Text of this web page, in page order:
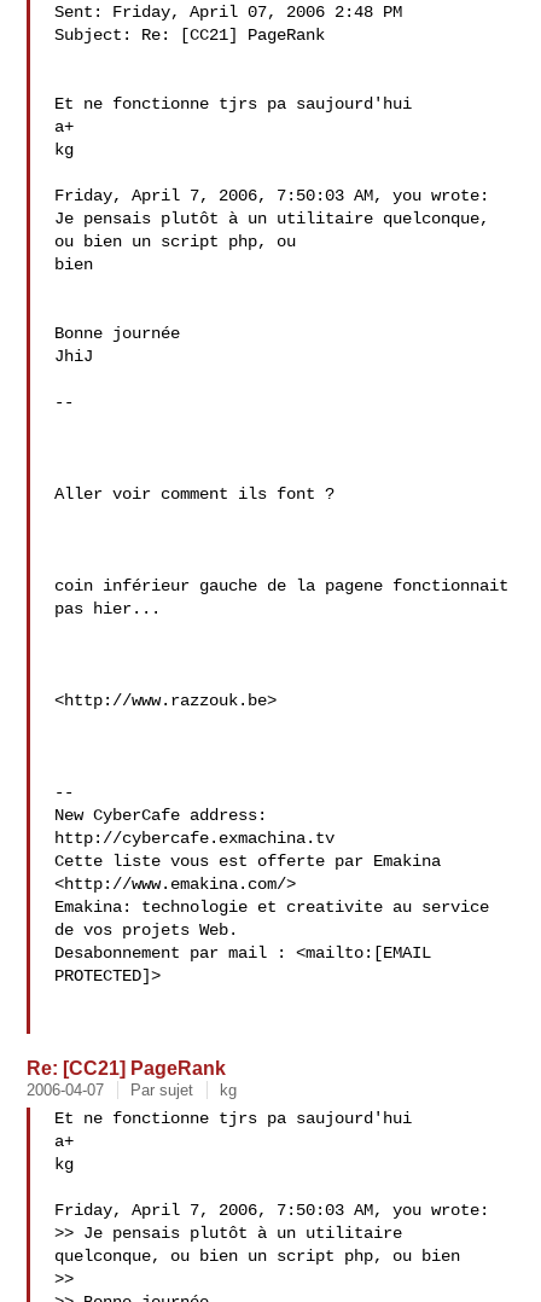
Sent: Friday, April 07, 2006 2:48 PM
Subject: Re: [CC21] PageRank
Et ne fonctionne tjrs pa saujourd'hui
a+
kg
Friday, April 7, 2006, 7:50:03 AM, you wrote:
Je pensais plutôt à un utilitaire quelconque,
ou bien un script php, ou
bien
Bonne journée
JhiJ
--
Aller voir comment ils font ?
coin inférieur gauche de la pagene fonctionnait
pas hier...
<http://www.razzouk.be>
--
New CyberCafe address:
http://cybercafe.exmachina.tv
Cette liste vous est offerte par Emakina
<http://www.emakina.com/>
Emakina: technologie et creativite au service
de vos projets Web.
Desabonnement par mail : <mailto:[EMAIL
PROTECTED]>
Re: [CC21] PageRank
2006-04-07 Par sujet kg
Et ne fonctionne tjrs pa saujourd'hui
a+
kg
Friday, April 7, 2006, 7:50:03 AM, you wrote:
>> Je pensais plutôt à un utilitaire
quelconque, ou bien un script php, ou bien
>>